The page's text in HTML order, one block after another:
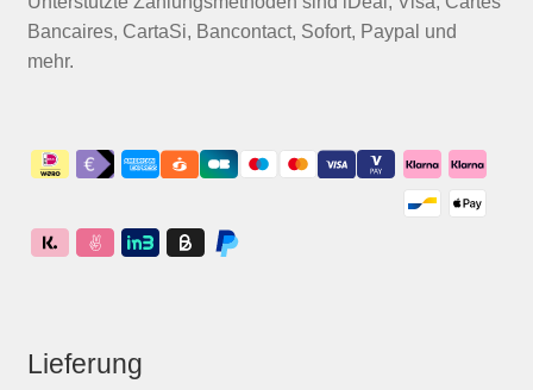
Bancaires, CartaSi, Bancontact, Sofort, Paypal und
mehr.
Lieferung